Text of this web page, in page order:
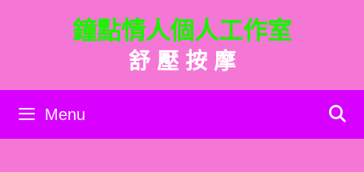
內
鐘點情人個人工作室
舒 壓 按 摩
Menu